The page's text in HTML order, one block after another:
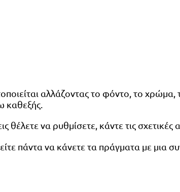
αλλάζοντας το φόντο, το χρώμα,
καθεξής.
θέλετε να ρυθμίσετε, κάντε τις σχετικές
πάντα να κάνετε τα πράγματα με μια